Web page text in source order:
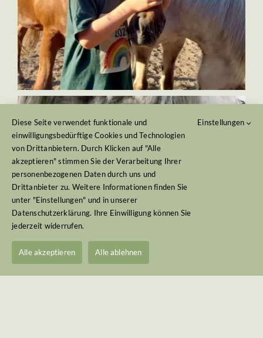
Diese Seite verwendet funktionale und
einwilligungsbedürftige Cookies und Technologien
von Drittanbietern. Durch Klicken auf "Alle
akzeptieren" stimmen Sie der Verarbeitung Ihrer
personenbezogenen Daten durch uns und
Drittanbieter zu. Weitere Informationen finden Sie
unter "Einstellungen" und in unserer
Datenschutzerklärung. Ihre Einwilligung können Sie
jederzeit widerrufen.
Einstellungen
Alle akzeptieren Alle ablehnen